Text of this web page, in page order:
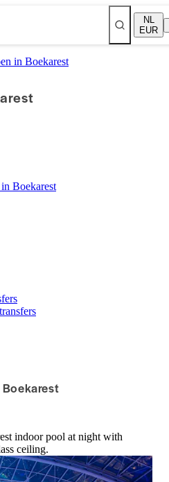
NL
EUR
in Boekarest
Boekarest
indoor pool at night with
ceiling.